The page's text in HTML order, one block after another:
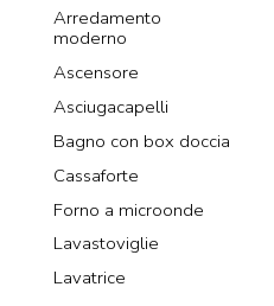
Arredamento
moderno
Ascensore
Asciugacapelli
Bagno con box doccia
Cassaforte
Forno a microonde
Lavastoviglie
Lavatrice